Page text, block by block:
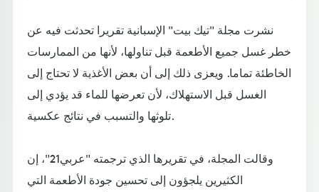
نشرت مجلة "تيك بيت" الإسبانية تقريرا تحدثت فيه عن
خطر غسل جميع الأطعمة قبل تناولها، لأنها من الممارسات
الخاطئة تماما. ويعزى ذلك إلى أن بعض الأغذية لا تحتاج إلى
الغسل قبل الاستهلاك، لأن تعرضها للماء قد يؤدي إلى
تلوثها والتسبب في نتائج عكسية.
وقالت المجلة، في تقريرها الذي ترجمته "عربي21"، إن
الكثيرين يلجؤون إلى تحسين جودة الأطعمة التي